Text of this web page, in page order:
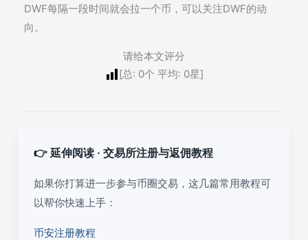
DWF每隔一段时间就会拉一个币，可以关注DWF的动
向。
请给本文评分
[总: 0个 平均: 0星]
👉 延伸阅读 · 交易所注册与返佣教程
如果你打算进一步参与币圈交易，这几篇常用教程可
以帮你快速上手：
币安注册教程